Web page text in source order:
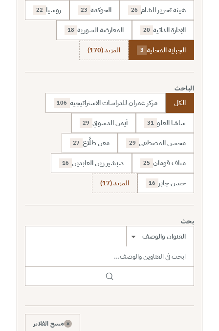
هيئة تحرير الشام 26 الحوكمة 23 روسيا 22
الإدارة الذاتية 20 المعارضة السورية 18
الجباية المحلية 3 المزيد (170)
الباحث
الكل مركز عمران للدراسات الاستراتيجية 106
ساشا العلو 31 أيمن الدسوقي 29
محسن المصطفى 29 معن طلَّاع 27
مناف قومان 25 د.بشير زين العابدين 16
حسن جابر 16 المزيد (17)
بحث
نطاق البحث
× مسح الفلاتر